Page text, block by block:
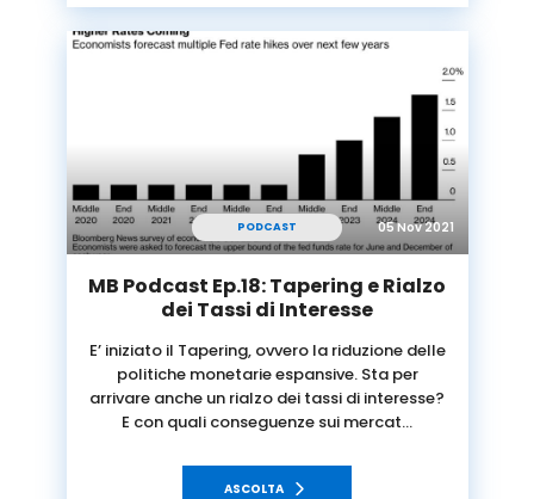
PODCAST 05 Nov 2021
MB Podcast Ep.18: Tapering e Rialzo
dei Tassi di Interesse
E’ iniziato il Tapering, ovvero la riduzione delle
politiche monetarie espansive. Sta per
arrivare anche un rialzo dei tassi di interesse?
E con quali conseguenze sui mercat…
ASCOLTA